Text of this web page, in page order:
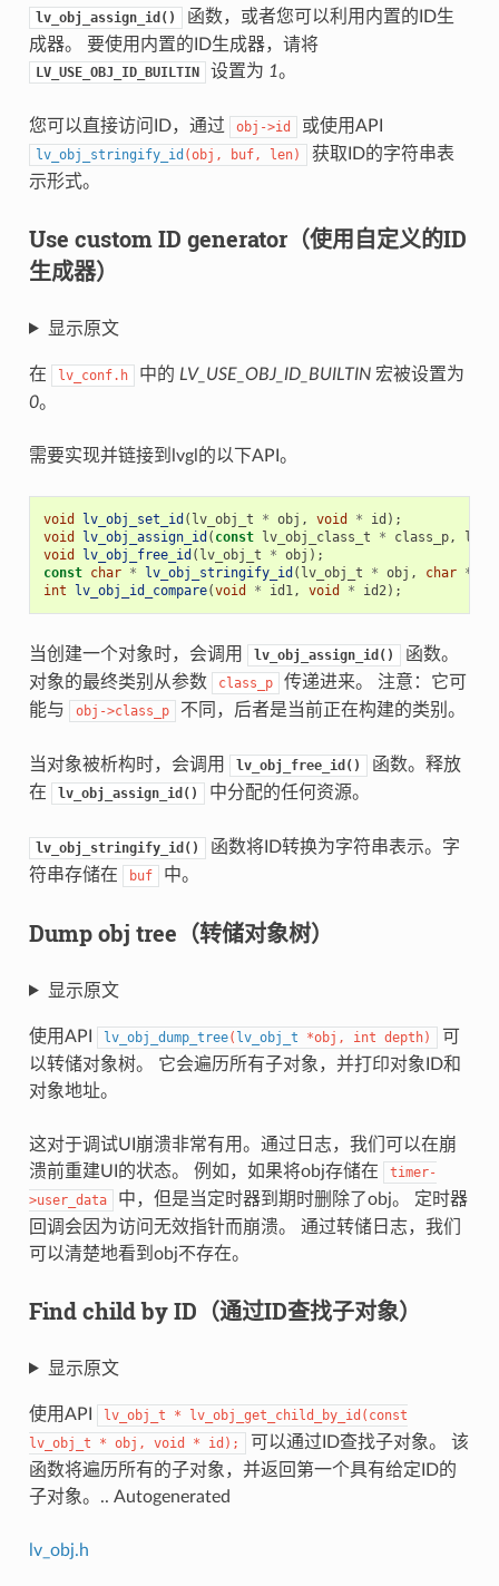
lv_obj_assign_id()
函数，或者您可以利用内置的ID生
成器。 要使用内置的ID生成器，请将
LV_USE_OBJ_ID_BUILTIN 设置为 1。
您可以直接访问ID，通过 obj ->id 或使用API
lv_obj_stringify_id (obj , buf, len)
获取ID的字符串表
示形式。
Use custom ID generator（使用自定义的ID
生成器）
显示原文
在 lv_conf.h 中的 LV_USE_OBJ_ID_BUILTIN宏被设置为
0。
需要实现并链接到lvgl的以下API。
void lv_obj_set_id ( lv_obj_t * obj , void * id );
void
lv_obj_assign_id ( const lv_obj_class_t * class_p,
void
lv_obj_free_id ( lv_obj_t * obj );
const char * lv_obj_stringify_id ( lv_obj_t * obj , char *
int
lv_obj_id_compare(void * id1, void * id2);
当创建一个对象时，会调用 lv_obj_assign_id()
函数。
对象的最终类别从参数
class_p
传递进来。 注意：它可
能与
obj ->class_p 不同，后者是当前正在构建的类别。
当对象被析构时，会调用 lv_obj_free_id()
函数。释放
在
lv_obj_assign_id() 中分配的任何资源。
lv_obj_stringify_id()
函数将ID转换为字符串表示。字
符串存储在
buf 中。
Dump obj tree（转储对象树）
显示原文
使用API lv_obj_dump_tree( lv_obj_t *obj , int depth)
可
以转储对象树。 它会遍历所有子对象，并打印对象ID和
对象地址。
这对于调试UI崩溃非常有用。通过日志，我们可以在崩
溃前重建UI的状态。 例如，如果将obj存储在
timer-
>user_data
中，但是当定时器到期时删除了obj。 定时器
回调会因为访问无效指针而崩溃。 通过转储日志，我们
可以清楚地看到obj不存在。
Find child by ID（通过ID查找子对象）
显示原文
使用API
lv_obj_t * lv_obj_get_child_by_id(const
lv_obj_t * obj, void * id);
可以通过ID查找子对象。 该
函数将遍历所有的子对象，并返回第一个具有给定ID的
子对象。.. Autogenerated
lv_obj.h